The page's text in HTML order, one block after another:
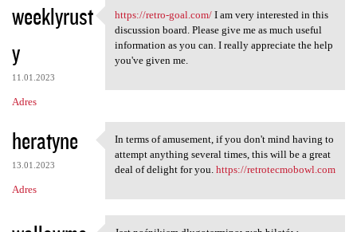
weeklyrust
y
11.01.2023
Adres
https://retro-goal.com/ I am
https://retro-goal.com/I am very interested in this
discussion board. Please give me as much useful
information as you can. I really appreciate the help
you've given me.
heratyne
13.01.2023
Adres
In terms of amusement, if you
In terms of amusement, if you don't mind having to
attempt anything several times, this will be a great
deal of delight for you. https://retrotecmobowl.com